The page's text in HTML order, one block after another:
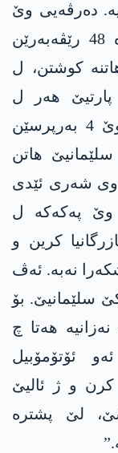
دەرڤەیی وێ
ژی د ھەیاما چار سالێن بۆری دە 48 رێڤەبەرێن
کوشتن، ل
وێ پارتیێ ھەر ل
سلێمانیێ ھاتن کوشتن، ل گەل وێ 4 بەرپرسێن
ھاتن
وی شەری ئێدی
وێ پەکەکە ل
کرین و
نەبە. ئەڤ
سلێمانیێ. بۆ
ھەتا چ
ئۆتۆمۆبیل
کرن و ژ ئالیێ
لێ پشترە